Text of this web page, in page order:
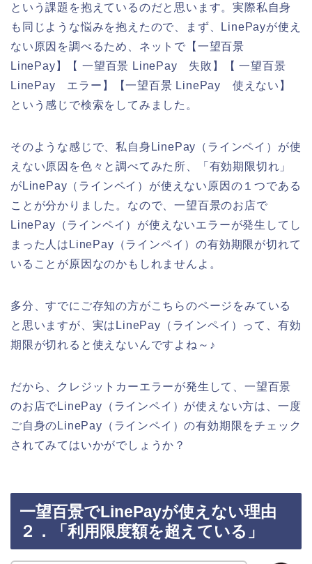
という課題を抱えているのだと思います。実際私自身
も同じような悩みを抱えたので、まず、LinePayが使え
ない原因を調べるため、ネットで【一望百景
LinePay】【 一望百景 LinePay 失敗】【 一望百景
LinePay エラー】【一望百景 LinePay 使えない】
という感じで検索をしてみました。
そのような感じで、私自身LinePay（ラインペイ）が使
えない原因を色々と調べてみた所、「有効期限切れ」
がLinePay（ラインペイ）が使えない原因の１つである
ことが分かりました。なので、一望百景のお店で
LinePay（ラインペイ）が使えないエラーが発生してし
まった人はLinePay（ラインペイ）の有効期限が切れて
いることが原因なのかもしれませんよ。
多分、すでにご存知の方がこちらのページをみている
と思いますが、実はLinePay（ラインペイ）って、有効
期限が切れると使えないんですよね～♪
だから、クレジットカーエラーが発生して、一望百景
のお店でLinePay（ラインペイ）が使えない方は、一度
ご自身のLinePay（ラインペイ）の有効期限をチェック
されてみてはいかがでしょうか？
一望百景でLinePayが使えない理由
２．「利用限度額を超えている」